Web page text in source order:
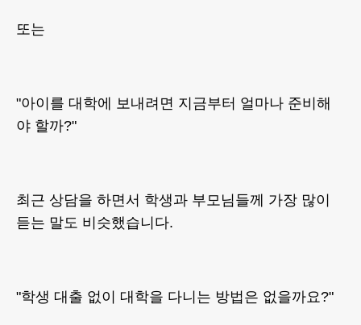
또는
"아이를 대학에 보내려면 지금부터 얼마나 준비해
야 할까?"
최근 상담을 하면서 학생과 부모님들께 가장 많이
듣는 말도 비슷했습니다.
"학생 대출 없이 대학을 다니는 방법은 없을까요?"